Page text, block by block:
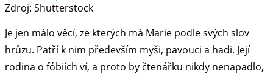
Zdroj: Shutterstock
Je jen málo věcí, ze kterých má Marie podle svých slov
hrůzu. Patří k nim především myši, pavouci a hadi. Její
rodina o fóbiích ví, a proto by čtenářku nikdy nenapadlo,